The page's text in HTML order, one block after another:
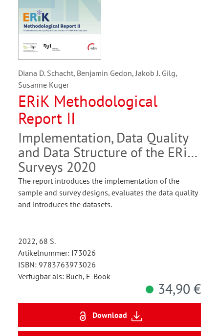
Diana D. Schacht, Benjamin Gedon, Jakob J. Gilg,
Susanne Kuger
ERiK Methodological
Report II
Implementation, Data Quality
and Data Structure of the ERiK-
Surveys 2020
The report introduces the implementation of the
sample and survey designs, evaluates the data quality
and introduces the datasets.
2022, 68 S.
Artikelnummer: I73026
ISBN: 9783763973026
Verfügbar als: Buch, E-Book
34,90 €
Download